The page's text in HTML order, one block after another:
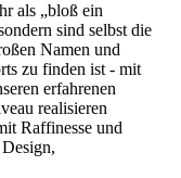
als „bloß ein
sind selbst die
Namen und
zu finden ist - mit
erfahrenen
realisieren
Raffinesse und